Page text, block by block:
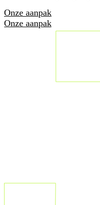
Onze aanpak
Onze aanpak